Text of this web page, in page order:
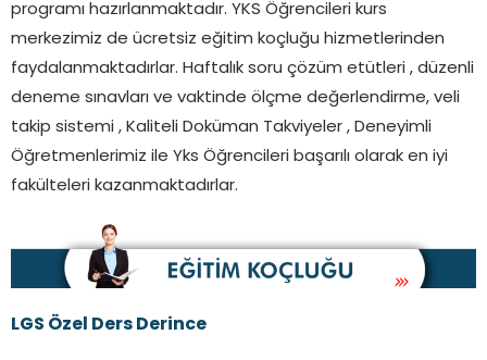
programı hazırlanmaktadır. YKS Öğrencileri kurs
merkezimiz de ücretsiz eğitim koçluğu hizmetlerinden
faydalanmaktadırlar. Haftalık soru çözüm etütleri , düzenli
deneme sınavları ve vaktinde ölçme değerlendirme, veli
takip sistemi , Kaliteli Doküman Takviyeler , Deneyimli
Öğretmenlerimiz ile Yks Öğrencileri başarılı olarak en iyi
fakülteleri kazanmaktadırlar.
LGS Özel Ders Derince